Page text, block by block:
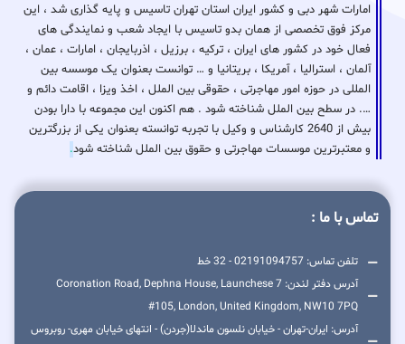
امارات شهر دبی و کشور ایران استان تهران تاسیس و پایه گذاری شد ، این
مرکز فوق تخصصی از همان بدو تاسیس با ایجاد شعب و نمایندگی های
فعال خود در کشور های ایران ، ترکیه ، برزیل ، اذربایجان ، امارات ، عمان ،
آلمان ، استرالیا ، آمریکا ، بریتانیا و … توانست بعنوان یک موسسه بین
المللی در حوزه امور مهاجرتی ، حقوقی بین الملل ، اخذ ویزا ، اقامت دائم و
…. در سطح بین الملل شناخته شود . هم اکنون این مجموعه با دارا بودن
بیش از 2640 کارشناس و وکیل با تجربه توانسته بعنوان یکی از بزرگترین
و معتبرترین موسسات مهاجرتی و حقوق بین الملل شناخته شود.
تماس با ما :
تلفن تماس: 02191094757 - 32 خط
آدرس دفتر لندن: 7 Coronation Road, Dephna House, Launchese
#105, London, United Kingdom, NW10 7PQ
آدرس: ایران-تهران - خیابان نلسون ماندلا(جردن) - انتهای خیابان مهری- روبروس